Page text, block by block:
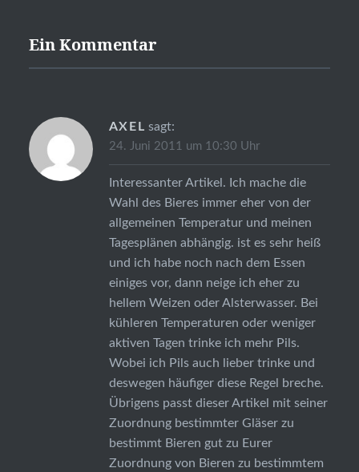
Ein Kommentar
AXEL sagt:
24. Juni 2011 um 10:30 Uhr
Interessanter Artikel. Ich mache die
Wahl des Bieres immer eher von der
allgemeinen Temperatur und meinen
Tagesplänen abhängig. ist es sehr heiß
und ich habe noch nach dem Essen
einiges vor, dann neige ich eher zu
hellem Weizen oder Alsterwasser. Bei
kühleren Temperaturen oder weniger
aktiven Tagen trinke ich mehr Pils.
Wobei ich Pils auch lieber trinke und
deswegen häufiger diese Regel breche.
Übrigens passt dieser Artikel mit seiner
Zuordnung bestimmter Gläser zu
bestimmt Bieren gut zu Eurer
Zuordnung von Bieren zu bestimmtem